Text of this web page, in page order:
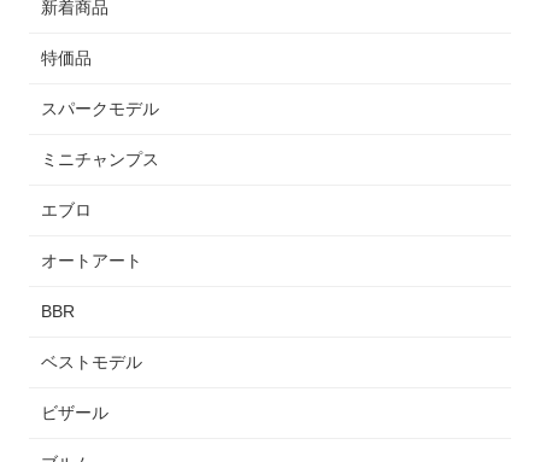
新着商品
特価品
スパークモデル
ミニチャンプス
エブロ
オートアート
BBR
ベストモデル
ビザール